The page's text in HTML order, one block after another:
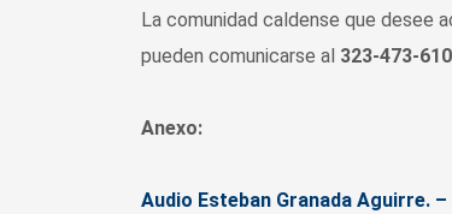
La comunidad caldense que desee
pueden comunicarse al 323-473-
Anexo:
Audio Esteban Granada Aguirre.